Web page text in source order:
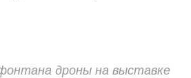
дроны на выставке